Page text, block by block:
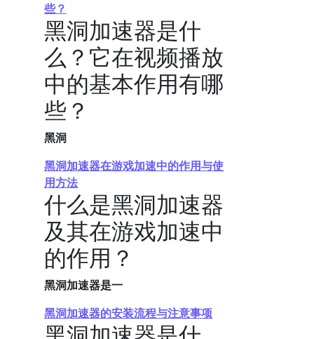
些？
黑洞加速器是什
么？它在视频播放
中的基本作用有哪
些？
黑洞
黑洞加速器在游戏加速中的作用与使
用方法
什么是黑洞加速器
及其在游戏加速中
的作用？
黑洞加速器是一
黑洞加速器的安装流程与注意事项